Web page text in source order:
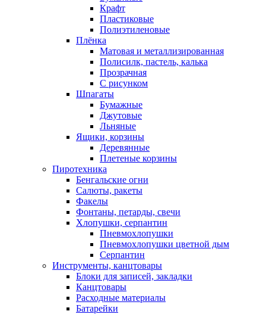
Крафт
Пластиковые
Полиэтиленовые
Плёнка
Матовая и металлизированная
Полисилк, пастель, калька
Прозрачная
С рисунком
Шпагаты
Бумажные
Джутовые
Льняные
Ящики, корзины
Деревянные
Плетеные корзины
Пиротехника
Бенгальские огни
Салюты, ракеты
Факелы
Фонтаны, петарды, свечи
Хлопушки, серпантин
Пневмохлопушки
Пневмохлопушки цветной дым
Серпантин
Инструменты, канцтовары
Блоки для записей, закладки
Канцтовары
Расходные материалы
Батарейки